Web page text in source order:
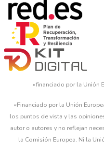
«financiado por la Unión
«Financiado por la Unión
los puntos de vista y las
autor o autores y no reflejan
la Comisión Europea. Ni la